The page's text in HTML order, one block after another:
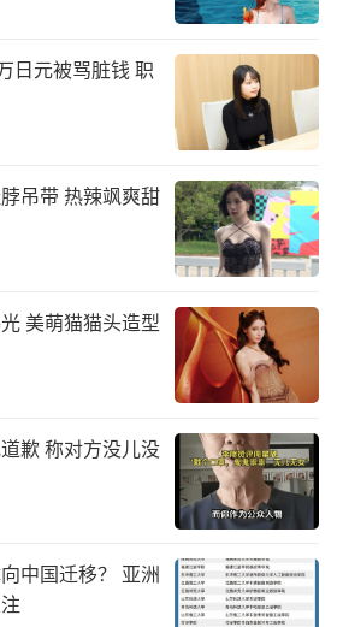
下的金属抹胸、高领紧身拼色
的白色束身、粉色复古俏皮
衩套装、米色印花轻纱长
张扬到内敛、从释放到凝
对自我与探问欲望的六个阶
转译六种内在感受，拼贴出
图。同步释出的短片自黑白
步被色彩点燃，伴随她的独
是什么，什么就会来”，展
从追问到掌握的旅程。
日元被骂脏钱 职
吊带 热辣飒爽甜
美萌猫猫头造型
歉 称对方没儿没
中国迁移？ 亚洲